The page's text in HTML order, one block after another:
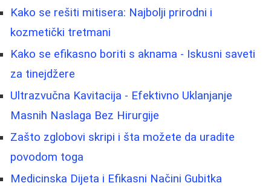
Kako se rešiti mitisera: Najbolji prirodni i
kozmetički tretmani
Kako se efikasno boriti s aknama - Iskusni saveti
za tinejdžere
Ultrazvučna Kavitacija - Efektivno Uklanjanje
Masnih Naslaga Bez Hirurgije
Zašto zglobovi skripi i šta možete da uradite
povodom toga
Medicinska Dijeta i Efikasni Načini Gubitka